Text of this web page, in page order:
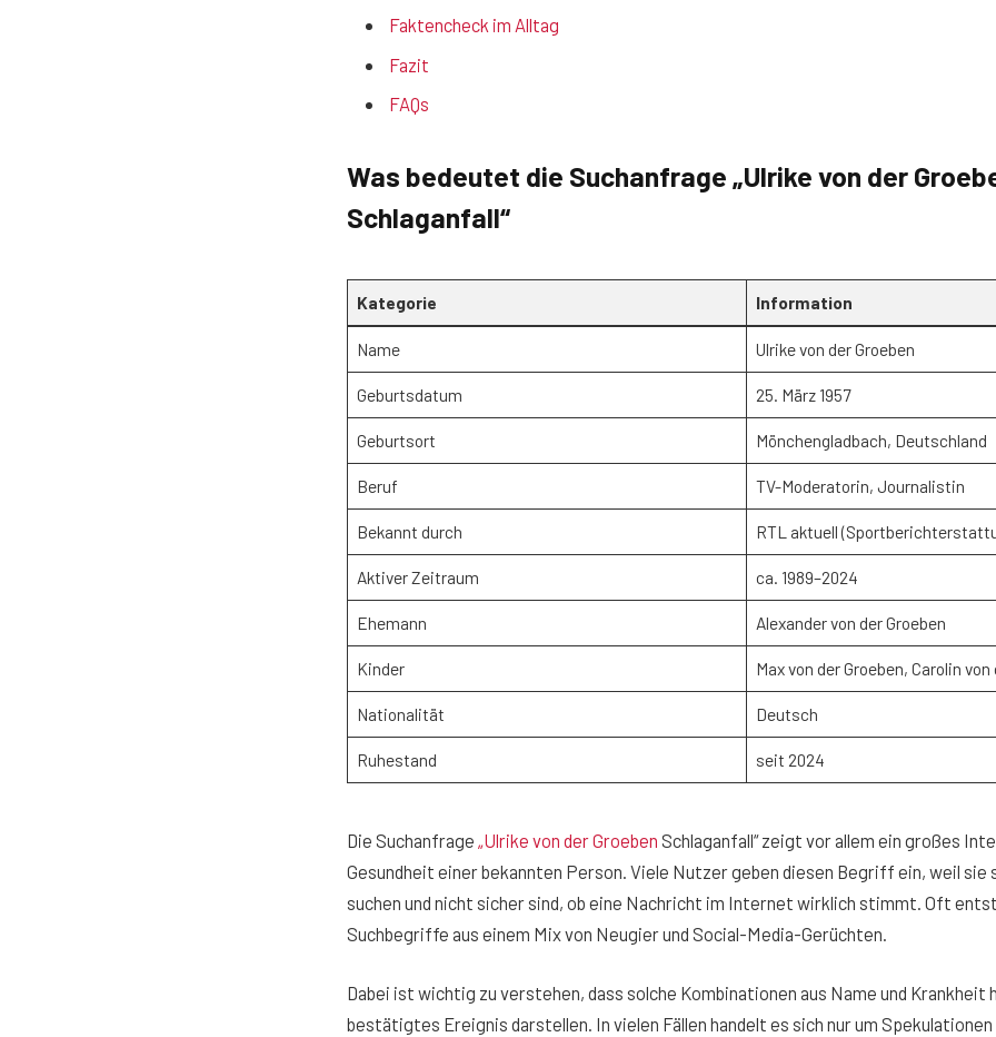
Faktencheck im Alltag
Fazit
FAQs
Was bedeutet die Suchanfrage „Ulrike von der
Schlaganfall“
Kategorie Information
Name Ulrike von der Groeben
Geburtsdatum 25. März 1957
Geburtsort Mönchengladbach, Deutschland
Beruf TV-Moderatorin, Journalistin
Bekannt durch RTL aktuell
Aktiver Zeitraum ca. 1989–2024
Ehemann Alexander von der Groeben
Kinder Max von der Groeben, Carolin von
Nationalität Deutsch
Ruhestand seit 2024
Die Suchanfrage „Ulrike von der Groeben Schlaganfall“ zeigt vor allem ein großes
Gesundheit einer bekannten Person. Viele Nutzer geben diesen Begriff ein, weil sie
suchen und nicht sicher sind, ob eine Nachricht im Internet wirklich stimmt. Oft
Suchbegriffe aus einem Mix von Neugier und Social-Media-Gerüchten.
Dabei ist wichtig zu verstehen, dass solche Kombinationen aus Name und Krankheit
bestätigtes Ereignis darstellen. In vielen Fällen handelt es sich nur um